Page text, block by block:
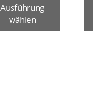
Ausführung
wählen